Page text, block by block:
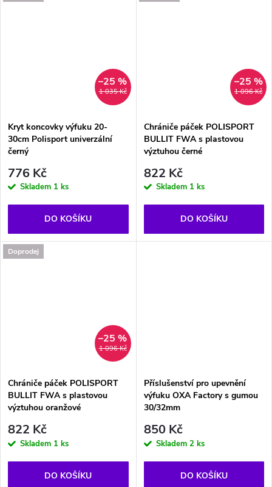
1 035 Kč
–25 %
Kryt koncovky výfuku 20-
30cm Polisport univerzální
černý
776 Kč
Skladem 1 ks
DO KOŠÍKU
1 096 Kč
–25 %
Chrániče páček POLISPORT
BULLIT FWA s plastovou
výztuhou černé
822 Kč
Skladem 1 ks
DO KOŠÍKU
Doprodej
1 096 Kč
–25 %
Chrániče páček POLISPORT
BULLIT FWA s plastovou
výztuhou oranžové
822 Kč
Skladem 1 ks
DO KOŠÍKU
Příslušenství pro upevnění
výfuku OXA Factory s gumou
30/32mm
850 Kč
Skladem 2 ks
DO KOŠÍKU